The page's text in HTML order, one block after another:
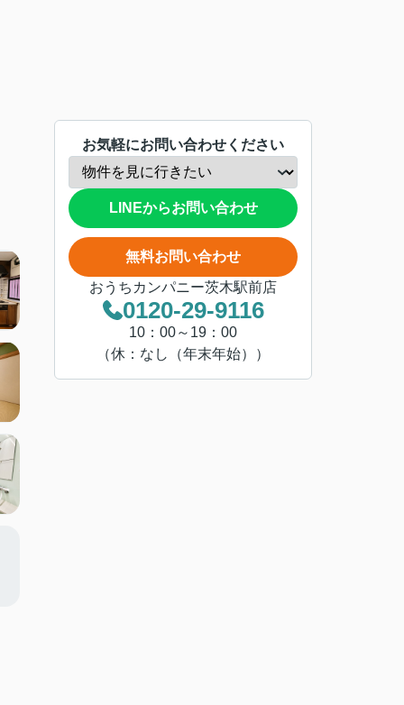
お気軽にお問い合わせください
LINEからお問い合わせ
無料お問い合わせ
おうちカンパニー茨木駅前店
0120-29-9116
10：00～19：00
（休：なし（年末年始））